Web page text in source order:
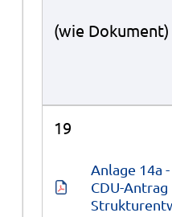
(wie Dokument)
19
Anlage 14a
CDU-Antrag